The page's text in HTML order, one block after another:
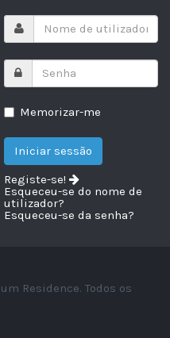
Memorizar-me
Registe-se!
Esqueceu-se do nome de
utilizador?
Esqueceu-se da senha?
Residence. Todos os